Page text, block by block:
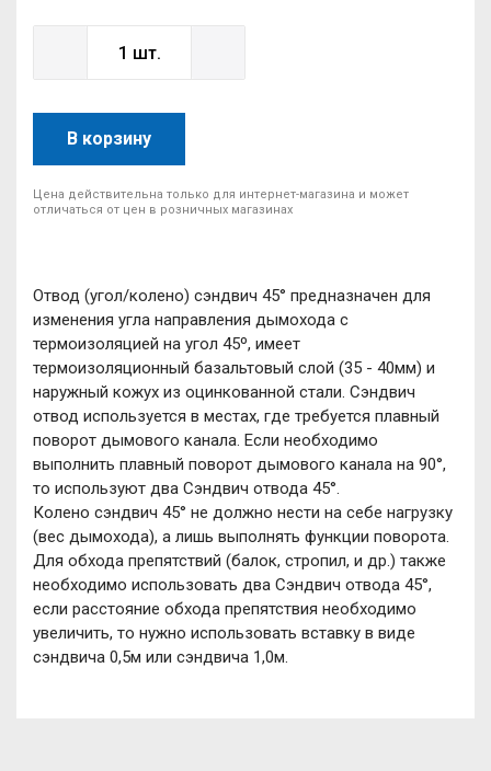
В корзину
Цена действительна только для интернет-магазина и может
отличаться от цен в розничных магазинах
Отвод (угол/колено) сэндвич 45° предназначен для
изменения угла направления дымохода с
термоизоляцией на угол 45º, имеет
термоизоляционный базальтовый слой (35 - 40мм) и
наружный кожух из оцинкованной стали. Сэндвич
отвод используется в местах, где требуется плавный
поворот дымового канала. Если необходимо
выполнить плавный поворот дымового канала на 90°,
то используют два Сэндвич отвода 45°.
Колено сэндвич 45° не должно нести на себе нагрузку
(вес дымохода), а лишь выполнять функции поворота.
Для обхода препятствий (балок, стропил, и др.) также
необходимо использовать два Сэндвич отвода 45°,
если расстояние обхода препятствия необходимо
увеличить, то нужно использовать вставку в виде
сэндвича 0,5м или сэндвича 1,0м.